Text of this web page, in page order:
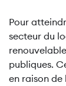
Pour
secteur du
publiques.
en raison